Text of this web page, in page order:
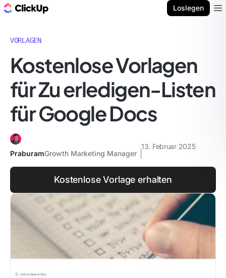
Loslegen
VORLAGEN
Kostenlose Vorlagen
für Zu erledigen-Listen
für Google Docs
PraburamGrowth Marketing Manager
13. Februar 2025
Kostenlose Vorlage erhalten